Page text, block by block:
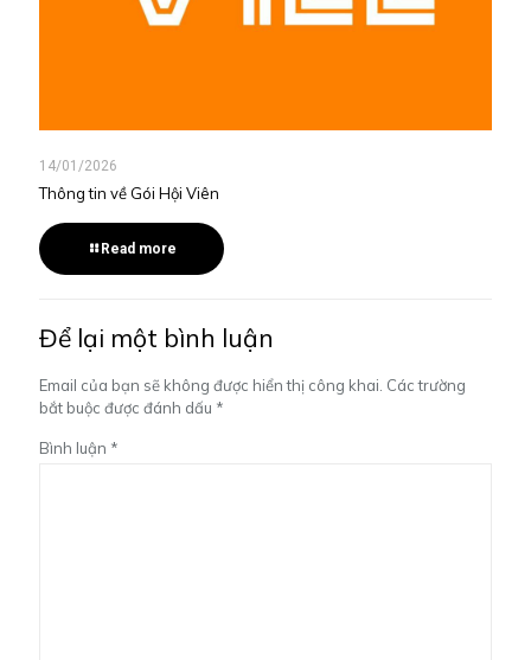
14/01/2026
Thông tin về Gói Hội Viên
Read more
Để lại một bình luận
Email của bạn sẽ không được hiển thị công khai. Các trường
bắt buộc được đánh dấu *
Bình luận *